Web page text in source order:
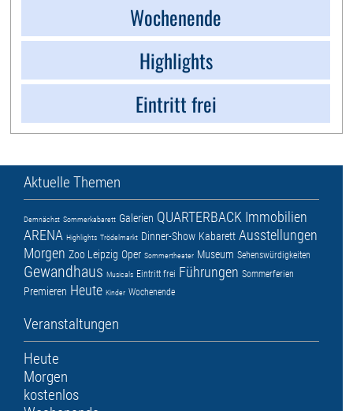
Wochenende
Highlights
Eintritt frei
Aktuelle Themen
Demnächst Sommerkabarett Galerien QUARTERBACK Immobilien
ARENA Highlights Trödelmarkt Dinner-Show Kabarett Ausstellungen
Morgen Zoo Leipzig Oper Sommertheater Museum Sehenswürdigkeiten
Gewandhaus Musicals Eintritt frei Führungen Sommerferien
Premieren Heute Kinder Wochenende
Veranstaltungen
Heute
Morgen
kostenlos